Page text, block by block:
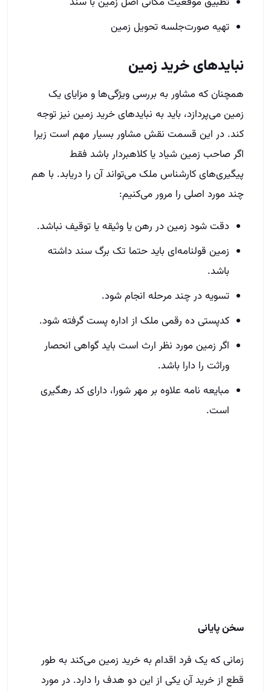
تهیه صورت‌جلسه تحویل زمین
نباید‌های خرید زمین
همچنان که مشاور به بررسی ویژگی‌ها و مزایای یک
زمین می‌پردازد، باید به نبایدهای خرید زمین نیز توجه
کند. در این قسمت نقش مشاور بسیار مهم است زیرا
اگر صاحب زمین شیاد یا کلاهبردار باشد فقط
پیگیری‌های کارشناس ملک می‌تواند آن را دریابد. با هم
چند مورد اصلی را مرور می‌کنیم:
دقت شود زمین در رهن یا وثیقه یا توقیف نباشد.
زمین قولنامه‌ای باید حتما تک برگ سند داشته
باشد.
تسویه در چند مرحله انجام شود.
کدپستی ده رقمی ملک از اداره پست گرفته شود.
اگر زمین مورد نظر ارث است باید گواهی انحصار
وراثت را دارا باشد.
مبایعه نامه علاوه بر مهر شورا، دارای کد رهگیری
است.
سخن پایانی
زمانی که یک فرد اقدام به خرید زمین می‌کند به طور
قطع از خرید آن یکی از این دو هدف را دارد. در مورد